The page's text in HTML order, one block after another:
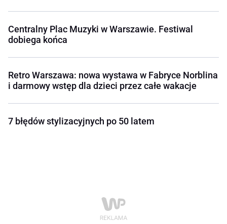
Centralny Plac Muzyki w Warszawie. Festiwal
dobiega końca
Retro Warszawa: nowa wystawa w Fabryce Norblina
i darmowy wstęp dla dzieci przez całe wakacje
7 błędów stylizacyjnych po 50 latem